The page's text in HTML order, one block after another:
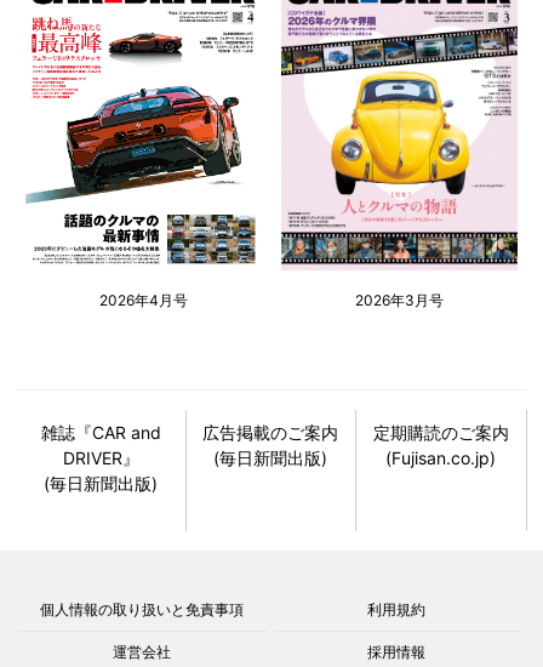
2026年4月号 2026年3月号
雑誌『CAR and
DRIVER』
(毎日新聞出版)
広告掲載のご案内
(毎日新聞出版)
定期購読のご案内
(Fujisan.co.jp)
個人情報の取り扱いと免責事項 利用規約
運営会社 採用情報